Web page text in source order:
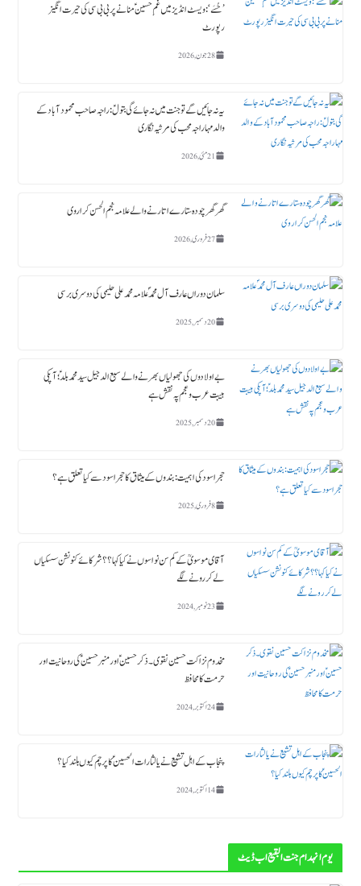
’حُسَے‘: ویسٹ انڈیز میں غمِ حسینؑ منانے پر بی بی سی کی حیرت انگیز
رپورٹ
28 جون, 2026
یہ نہ جائیں گے تو جنت میں نہ جائے گی بتولؑ: راجہ صاحب محمود آباد کے
والد مہاراجہ محب کی مرثیہ نگاری
21 مئی, 2026
گھر گھر چودہ ستارے اتارنے والے علامہ نجم الحسن کراروی
27 فروری, 2026
سلمان دوراں عارف آل محمدؐ علامہ محمد علی حلیمی کی دوسری برسی
20 دسمبر, 2025
بے اولادوں کی جھولیاں بھرنے والے سبع الدجیل سید محمد بلدؑ ؛ آپکی
ہیبت عرب و عجم پہ نقش ہے
20 دسمبر, 2025
حجر اسود کی اہمیت : بندوں کے میثاق کا حجر اسود سے کیا تعلق ہے؟
8 فروری, 2025
آقای موسویؒ کے کم سن نواسوں نے کیا کہا ؟؟ شرکائے کنونشن سسکیاں
لے کر رونے لگے
23 نومبر, 2024
مخدوم نزاکت حسین نقوی ۔ ذکر حسین ؑ اور منبر حسین ؑ کی روحانیت اور
حرمت کا محافظ
24 اکتوبر, 2024
پنجاب کے اہل تشیع نے یا لثارات الحسینؑ کا پرچم کیوں بلند کیا ؟
14 اکتوبر, 2024
یوم انہدام جنت البقیع اب ڈیٹ